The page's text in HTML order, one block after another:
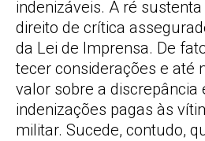
indenizáveis. A ré
direito de crítica
da Lei de Imprensa. De
tecer considerações e até
valor sobre a discrepância
indenizações pagas às
militar. Sucede, contudo,